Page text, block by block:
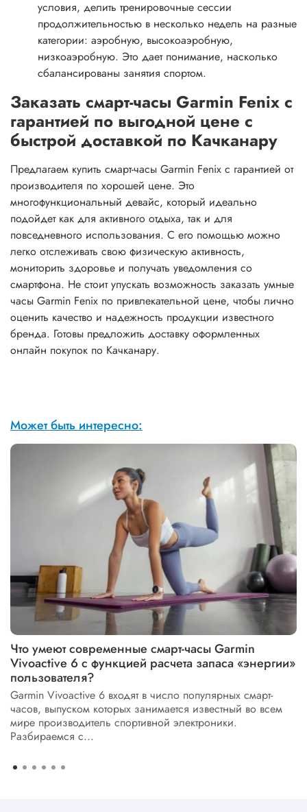
условия, делить тренировочные сессии
продолжительностью в несколько недель на разные
категории: аэробную, высокоаэробную,
низкоаэробную. Это дает понимание, насколько
сбалансированы занятия спортом.
Заказать смарт-часы Garmin Fenix с
гарантией по выгодной цене с
быстрой доставкой по Качканару
Предлагаем купить смарт-часы Garmin Fenix с гарантией от
производителя по хорошей цене. Это
многофункциональный девайс, который идеально
подойдет как для активного отдыха, так и для
повседневного использования. С его помощью можно
легко отслеживать свою физическую активность,
мониторить здоровье и получать уведомления со
смартфона. Не стоит упускать возможность заказать умные
часы Garmin Fenix по привлекательной цене, чтобы лично
оценить качество и надежность продукции известного
бренда. Готовы предложить доставку оформленных
онлайн покупок по Качканару.
Может быть интересно:
Что умеют современные смарт-часы Garmin
Vivoactive 6 с функцией расчета запаса «энергии»
пользователя?
Garmin Vivoactive 6 входят в число популярных смарт-
часов, выпуском которых занимается известный во всем
мире производитель спортивной электроники.
Разбираемся с...